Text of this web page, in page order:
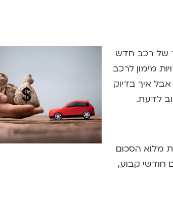
של רכב חדש
מימון לרכב
איך בדיוק
לדעת.
מלוא הסכום
חודשי קבוע,